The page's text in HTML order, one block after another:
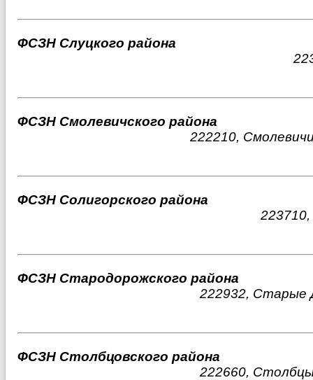
ФСЗН Слуцкого района
ФСЗН Смолевичского района
222210,
ФСЗН Солигорского района
ФСЗН Стародорожского района
222932, Старые
ФСЗН Столбцовского района
222660,